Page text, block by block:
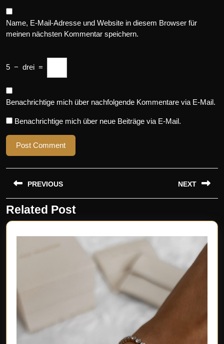
Name, E-Mail-Adresse und Website in diesem Browser für
meinen nächsten Kommentar speichern.
5 − drei =
Benachrichtige mich über nachfolgende Kommentare via E-Mail.
Benachrichtige mich über neue Beiträge via E-Mail.
Beitragsnavigation
PREVIOUS
Previous
post:
NEXT
post:
Related Post